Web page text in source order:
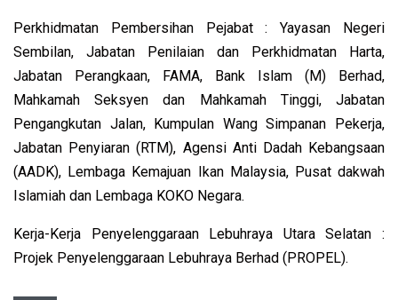
Perkhidmatan Pembersihan Pejabat : Yayasan Negeri
Sembilan, Jabatan Penilaian dan Perkhidmatan Harta,
Jabatan Perangkaan, FAMA, Bank Islam (M) Berhad,
Mahkamah Seksyen dan Mahkamah Tinggi, Jabatan
Pengangkutan Jalan, Kumpulan Wang Simpanan Pekerja,
Jabatan Penyiaran (RTM), Agensi Anti Dadah Kebangsaan
(AADK), Lembaga Kemajuan Ikan Malaysia, Pusat dakwah
Islamiah dan Lembaga KOKO Negara.
Kerja-Kerja Penyelenggaraan Lebuhraya Utara Selatan :
Projek Penyelenggaraan Lebuhraya Berhad (PROPEL).